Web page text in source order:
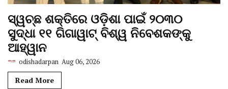
ସ୍ୱଚ୍ଛ ଶକ୍ତିରେ ଓଡ଼ିଶା ପାଇଁ ୨୦୩୦
ସୁଦ୍ଧା ୧୧ ଗିଗାୱାଟ୍ ବିଶ୍ୱ ନିବେଶକଙ୍କୁ
ଆହ୍ୱାନ
odishadarpan Aug 06, 2026
Read More